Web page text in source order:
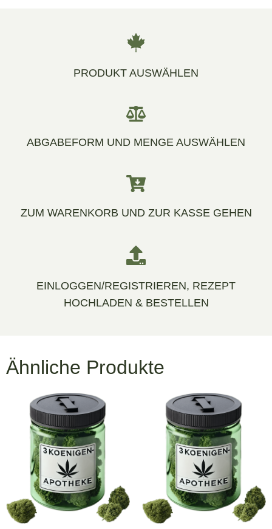
PRODUKT AUSWÄHLEN
ABGABEFORM UND MENGE AUSWÄHLEN
ZUM WARENKORB UND ZUR KASSE GEHEN
EINLOGGEN/REGISTRIEREN, REZEPT
HOCHLADEN & BESTELLEN
Ähnliche Produkte